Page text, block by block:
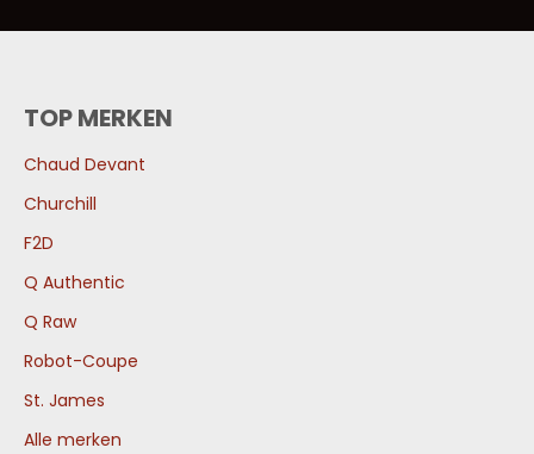
TOP MERKEN
Chaud Devant
Churchill
F2D
Q Authentic
Q Raw
Robot-Coupe
St. James
Alle merken